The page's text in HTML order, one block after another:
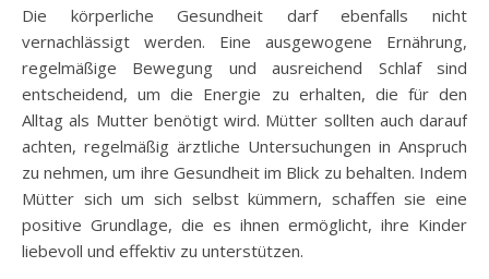
Die körperliche Gesundheit darf ebenfalls nicht
vernachlässigt werden. Eine ausgewogene Ernährung,
regelmäßige Bewegung und ausreichend Schlaf sind
entscheidend, um die Energie zu erhalten, die für den
Alltag als Mutter benötigt wird. Mütter sollten auch darauf
achten, regelmäßig ärztliche Untersuchungen in Anspruch
zu nehmen, um ihre Gesundheit im Blick zu behalten. Indem
Mütter sich um sich selbst kümmern, schaffen sie eine
positive Grundlage, die es ihnen ermöglicht, ihre Kinder
liebevoll und effektiv zu unterstützen.